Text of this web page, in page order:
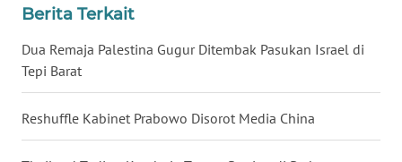
Berita Terkait
Dua Remaja Palestina Gugur Ditembak Pasukan Israel di
Tepi Barat
Reshuffle Kabinet Prabowo Disorot Media China
BENGKULU
WN
LAMPUNG
WN
JATENG